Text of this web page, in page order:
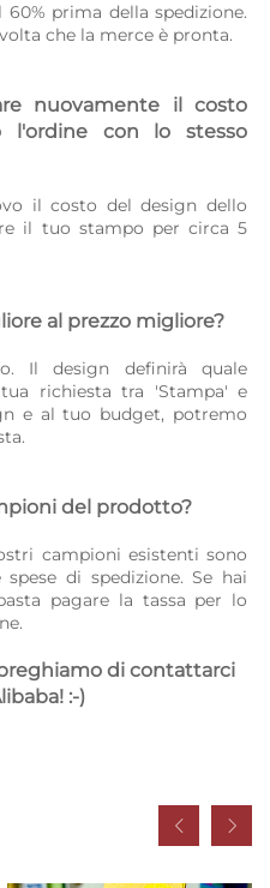
prima della spedizione.
che la merce è pronta.
nuovamente il costo
l'ordine con lo stesso
il costo del design dello
il tuo stampo per circa 5
al prezzo migliore?
Il design definirà quale
richiesta tra 'Stampa' e
e al tuo budget, potremo
del prodotto?
campioni esistenti sono
di spedizione. Se hai
pagare la tassa per lo
di contattarci
:-)